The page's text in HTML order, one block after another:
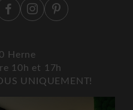
Herne
10h et 17h
UNIQUEMENT!